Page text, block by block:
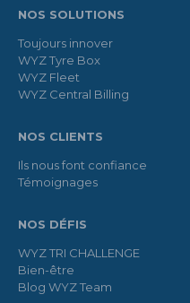
NOS SOLUTIONS
Toujours innover
WYZ Tyre Box
WYZ Fleet
WYZ Central Billing
NOS CLIENTS
Ils nous font confiance
Témoignages
NOS DÉFIS
WYZ TRI CHALLENGE
Bien-être
Blog WYZ Team